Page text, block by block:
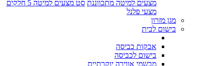
מצעים למיטה מתכווננת סט מצעים למיטה 5 חלקים
מצעי פלנל
מגן מזרון
בישום לבית
אבקות כביסה
בישום לכביסה
מבשמי אווירה יוקרתיים